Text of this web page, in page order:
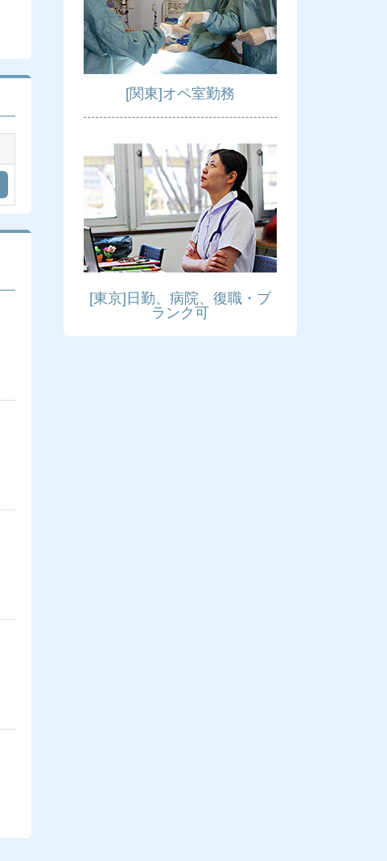
[関東]オペ室勤務
[東京]日勤、病院、復職・ブ
ランク可